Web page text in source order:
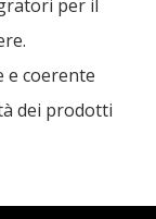
per il
e coerente
dei prodotti